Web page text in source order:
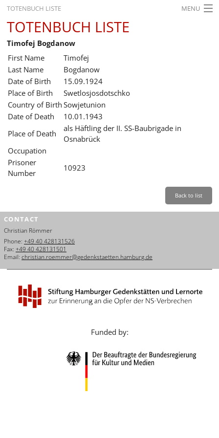
TOTENBUCH LISTE MENU
STARTSEITE
AUSSTELLUNGEN
GESCHICHTE
BILDUNG
FORSCHUNG
Leichte Sprache
Leichte
Sprache
Nederlands
Türkçe
TOTENBUCH LISTE
Timofej Bogdanow
First Name
Timofej
Last Name
Bogdanow
Date of Birth
15.09.1924
Place of Birth
Swetlosjosdotschko
Country of Birth Sowjetunion
Date of Death
10.01.1943
Place of Death
als Häftling der II. SS-Baubrigade in
Osnabrück
Occupation
Prisoner
Number
10923
Back to list
CONTACT
Christian Römmer
Phone: +49 40 428131526
Fax: +49 40 428131501
Email: christian.roemmer@gedenkstaetten.hamburg.de
Funded by: